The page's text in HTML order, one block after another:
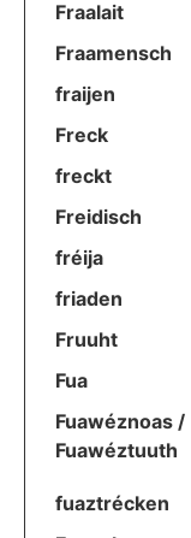
Fraalait
Fraamensch
fraijen
Freck
freckt
Freidisch
fréija
friaden
Fruuht
Fua
Fuawéznoas /
Fuawéztuuth
fuaztrécken